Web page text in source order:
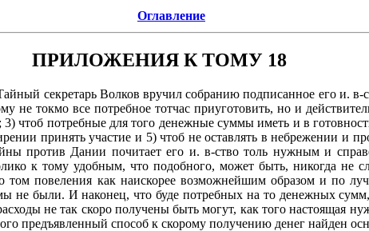
Оглавление
ПРИЛОЖЕНИЯ К ТОМУ 18
секретарь Волков вручил собранию подписанное его и. в-
не токмо все потребное тотчас приуготовить, но и
чтоб потребные для того денежные суммы иметь и в
принять участие и 5) чтоб не оставлять в небрежении и
против Дании почитает его и. в-ство толь нужным и
к тому удобным, что подобного, может быть, никогда не
том повеления как наискорее возможнейшим образом и по
не были. И наконец, что буде потребных на то денежных
не так скоро получены быть могут, как того настоящая
предъявленный способ к скорому получению денег найден